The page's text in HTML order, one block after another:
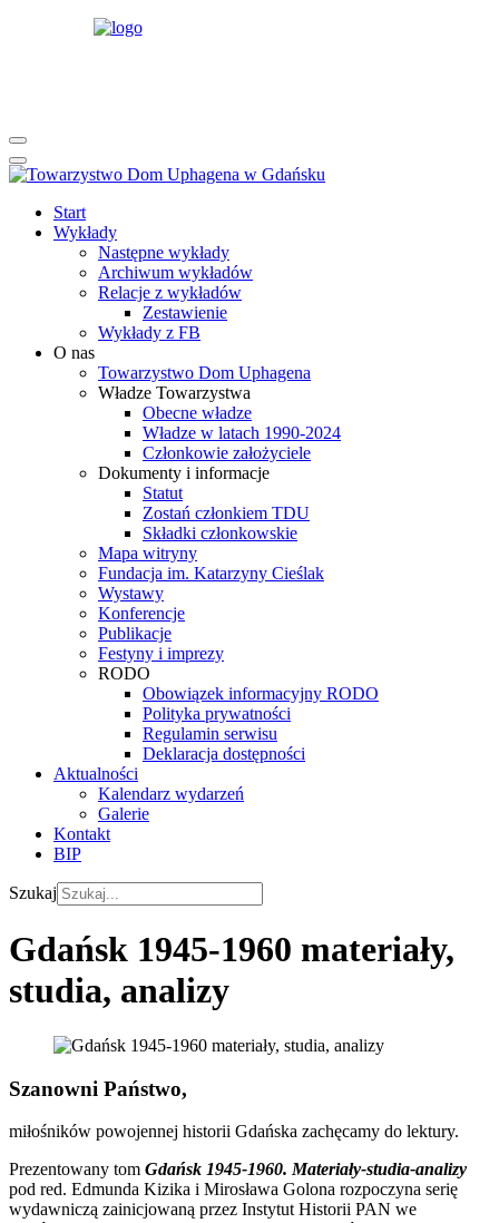
Start
Wykłady
Następne wykłady
Archiwum wykładów
Relacje z wykładów
Zestawienie
Wykłady z FB
O nas
Towarzystwo Dom Uphagena
Władze Towarzystwa
Obecne władze
Władze w latach 1990-2024
Członkowie założyciele
Dokumenty i informacje
Statut
Zostań członkiem TDU
Składki członkowskie
Mapa witryny
Fundacja im. Katarzyny Cieślak
Wystawy
Konferencje
Publikacje
Festyny i imprezy
RODO
Obowiązek informacyjny RODO
Polityka prywatności
Regulamin serwisu
Deklaracja dostępności
Aktualności
Kalendarz wydarzeń
Galerie
Kontakt
BIP
Szukaj
Gdańsk 1945-1960 materiały,
studia, analizy
Szanowni Państwo,
miłośników powojennej historii Gdańska zachęcamy do lektury.
Prezentowany tom Gdańsk 1945-1960. Materiały-studia-analizy
pod red. Edmunda Kizika i Mirosława Golona rozpoczyna serię
wydawniczą zainicjowaną przez Instytut Historii PAN we